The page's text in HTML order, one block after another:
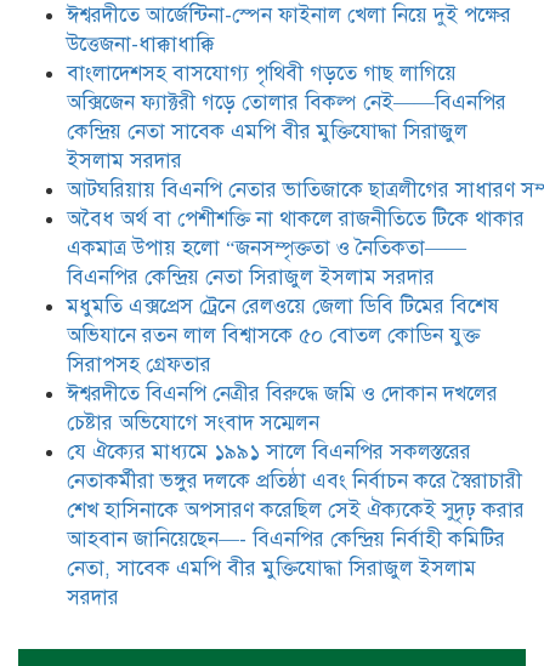
ঈশ্বরদীতে বিএনপি নেত্রীর বিরুদ্ধে জমি ও
দোকান দখলের চেষ্টার অভিযোগে সংবাদ
সম্মেলন
যে ঐক্যের মাধ্যমে ১৯৯১ সালে
বিএনপির সকলস্তরের নেতাকর্মীরা ভঙ্গুর
দলকে প্রতিষ্ঠা এবং নির্বাচন করে
স্বৈরাচারী শেখ হাসিনাকে অপসারণ
করেছিল সেই ঐক্যকেই সুদৃঢ় করার
আহবান জানিয়েছেন—- বিএনপির কেন্দ্রিয় নির্বাহী কমিটির নেতা,
সাবেক এমপি বীর মুক্তিযোদ্ধা সিরাজুল ইসলাম সরদার
ঈশ্বরদীতে আর্জেন্টিনা-স্পেন ফাইনাল খেলা নিয়ে দুই পক্ষের
উত্তেজনা-ধাক্কাধাক্কি
বাংলাদেশসহ বাসযোগ্য পৃথিবী গড়তে গাছ লাগিয়ে
অক্সিজেন ফ্যাক্টরী গড়ে তোলার বিকল্প নেই——বিএনপির
কেন্দ্রিয় নেতা সাবেক এমপি বীর মুক্তিযোদ্ধা সিরাজুল
ইসলাম সরদার
আটঘরিয়ায় বিএনপি নেতার ভাতিজাকে ছাত্রলীগের সাধারণ
​​অবৈধ অর্থ বা পেশীশক্তি না থাকলে রাজনীতিতে টিকে থাকার
একমাত্র উপায় হলো “জনসম্পৃক্ততা ও নৈতিকতা——
বিএনপির কেন্দ্রিয় নেতা সিরাজুল ইসলাম সরদার
মধুমতি এক্সপ্রেস ট্রেনে রেলওয়ে জেলা ডিবি টিমের বিশেষ
অভিযানে রতন লাল বিশ্বাসকে ৫০ বোতল কোডিন যুক্ত
সিরাপসহ গ্রেফতার
ঈশ্বরদীতে বিএনপি নেত্রীর বিরুদ্ধে জমি ও দোকান দখলের
চেষ্টার অভিযোগে সংবাদ সম্মেলন
যে ঐক্যের মাধ্যমে ১৯৯১ সালে বিএনপির সকলস্তরের
নেতাকর্মীরা ভঙ্গুর দলকে প্রতিষ্ঠা এবং নির্বাচন করে স্বৈরাচারী
শেখ হাসিনাকে অপসারণ করেছিল সেই ঐক্যকেই সুদৃঢ় করার
আহবান জানিয়েছেন—- বিএনপির কেন্দ্রিয় নির্বাহী কমিটির
নেতা, সাবেক এমপি বীর মুক্তিযোদ্ধা সিরাজুল ইসলাম
সরদার